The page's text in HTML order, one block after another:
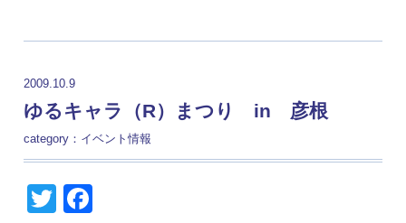
2009.10.9
ゆるキャラ（R）まつり in 彦根
category： イベント情報
Twitter